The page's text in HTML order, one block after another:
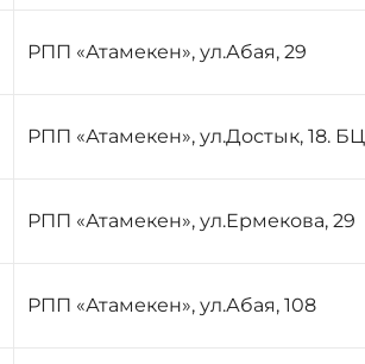
РПП «Атамекен», ул.Абая, 29
РПП «Атамекен», ул.Достык, 18.
РПП «Атамекен», ул.Ермекова, 29
РПП «Атамекен», ул.Абая, 108